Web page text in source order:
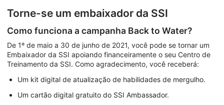
Torne-se um embaixador da SSI
Como funciona a campanha Back to Water?
De 1º de maio a 30 de junho de 2021, você pode se tornar um
Embaixador da SSI apoiando financeiramente o seu Centro de
Treinamento da SSI. Como agradecimento, você receberá:
Um kit digital de atualização de habilidades de mergulho.
Um cartão digital gratuito do SSI Ambassador.